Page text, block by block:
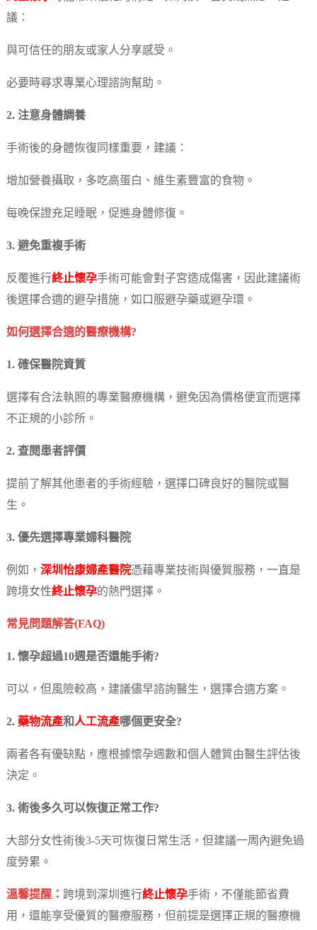
議：
與可信任的朋友或家人分享感受。
必要時尋求專業心理諮詢幫助。
2. 注意身體調養
手術後的身體恢復同樣重要，建議：
增加營養攝取，多吃高蛋白、維生素豐富的食物。
每晚保證充足睡眠，促進身體修復。
3. 避免重複手術
反覆進行終止懷孕手術可能會對子宮造成傷害，因此建議術
後選擇合適的避孕措施，如口服避孕藥或避孕環。
如何選擇合適的醫療機構?
1. 確保醫院資質
選擇有合法執照的專業醫療機構，避免因為價格便宜而選擇
不正規的小診所。
2. 查閱患者評價
提前了解其他患者的手術經驗，選擇口碑良好的醫院或醫
生。
3. 優先選擇專業婦科醫院
例如， 深圳怡康婦產醫院憑藉專業技術與優質服務，一直是
跨境女性終止懷孕的熱門選擇。
常見問題解答(FAQ)
1. 懷孕超過10週是否還能手術?
可以，但風險較高，建議儘早諮詢醫生，選擇合適方案。
2. 藥物流產和人工流產哪個更安全?
兩者各有優缺點，應根據懷孕週數和個人體質由醫生評估後
決定。
3. 術後多久可以恢復正常工作?
大部分女性術後3-5天可恢復日常生活，但建議一周內避免過
度勞累。
溫馨提醒： 跨境到深圳進行終止懷孕手術，不僅能節省費
用，還能享受優質的醫療服務，但前提是選擇正規的醫療機